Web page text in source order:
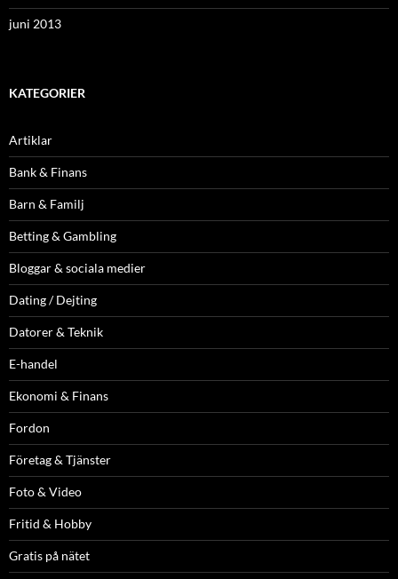
juni 2013
KATEGORIER
Artiklar
Bank & Finans
Barn & Familj
Betting & Gambling
Bloggar & sociala medier
Dating / Dejting
Datorer & Teknik
E-handel
Ekonomi & Finans
Fordon
Företag & Tjänster
Foto & Video
Fritid & Hobby
Gratis på nätet